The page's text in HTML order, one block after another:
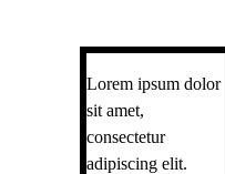
Lorem ipsum dolor
sit amet,
consectetur
adipiscing elit.